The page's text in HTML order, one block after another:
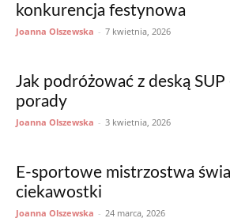
konkurencja festynowa
Joanna Olszewska - 7 kwietnia, 2026
Jak podróżować z deską
porady
Joanna Olszewska - 3 kwietnia, 2026
E-sportowe mistrzostwa
ciekawostki
Joanna Olszewska - 24 marca, 2026